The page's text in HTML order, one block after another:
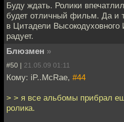
Буду ждать. Ролики
будет отличный фильм. Да и
в Цитадели Высокодуховного
радует.
Блюзмен »
#50 | 21.05.09 01:11
Кому: iP..McRae, #44
> > я все альбомы прибрал
ролика.